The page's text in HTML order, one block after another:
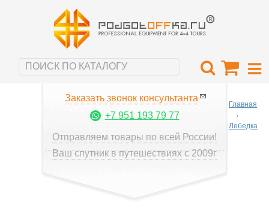
Заказать звонок консультанта
+7 951 193 79 77
Отправляем товары по всей России!
Ваш спутник в путешествиях с 2009г
Главная
Лебедка